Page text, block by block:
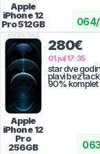
064/
Apple
iPhone 12
Pro512GB
063
#1t0j0y7bn4
Apple
iPhone 12
Pro
256GB
280€
01.jul 17:35
star dve
plavi bez
90%